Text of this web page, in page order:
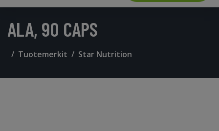
ALA, 90 CAPS
Tuotemerkit Star Nutrition